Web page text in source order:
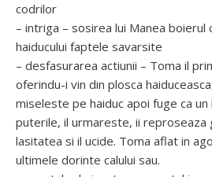
codrilor
– intriga – sosirea lui Manea
haiducului faptele savarsite
– desfasurarea actiunii – Toma il
oferindu-i vin din plosca
miseleste pe haiduc apoi fuge ca un
puterile, il urmareste, ii reproseaza
lasitatea si il ucide. Toma aflat in
ultimele dorinte calului sau.